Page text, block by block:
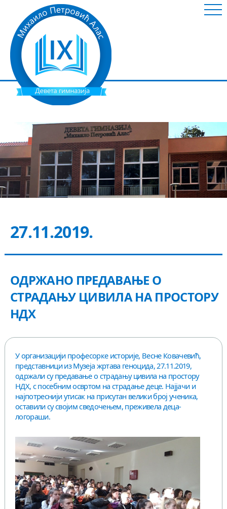
ШКОЛА
ИНФОРМАЦИЈЕ
УСПЕШНИ УЧЕНИЦИ
НАСТАВНИ МАТЕРИЈАЛ
27.11.2019.
ОДРЖАНО ПРЕДАВАЊЕ О
СТРАДАЊУ ЦИВИЛА НА ПРОСТОРУ
НДХ
У организацији професорке историје, Весне Ковачевић,
представници из Музеја жртава геноцида, 27.11.2019,
одржали су предавање о страдању цивила на простору
НДХ, с посебним освртом на страдање деце. Најјачи и
најпотреснији утисак на присутан велики број ученика,
оставили су својим сведочењем, преживела деца-
логораши.